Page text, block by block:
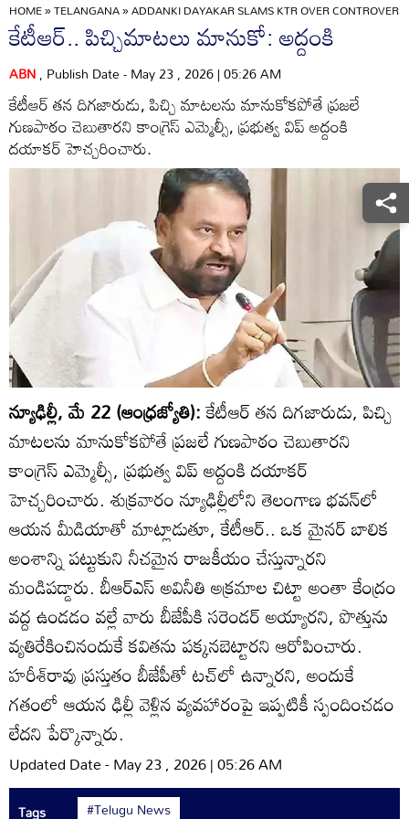
HOME»TELANGANA»ADDANKI DAYAKAR SLAMS KTR OVER
కేటీఆర్‌.. పిచ్చిమాటలు మానుకో: అద్దంకి
ABN, Publish Date - May 23 , 2026 | 05:26 AM
కేటీఆర్‌ తన దిగజారుడు, పిచ్చి మాటలను మానుకోకపోతే ప్రజలే
గుణపాఠం చెబుతారని కాంగ్రెస్‌ ఎమ్మెల్సీ, ప్రభుత్వ విప్‌ అద్దంకి
దయాకర్‌ హెచ్చరించారు.
న్యూఢిల్లీ, మే 22 (ఆంధ్రజ్యోతి):కేటీఆర్‌ తన దిగజారుడు, పిచ్చి
మాటలను మానుకోకపోతే ప్రజలే గుణపాఠం చెబుతారని
కాంగ్రెస్‌ ఎమ్మెల్సీ, ప్రభుత్వ విప్‌ అద్దంకి దయాకర్‌
హెచ్చరించారు. శుక్రవారం న్యూఢిల్లీలోని తెలంగాణ భవన్‌లో
ఆయన మీడియాతో మాట్లాడుతూ, కేటీఆర్‌.. ఒక మైనర్‌ బాలిక
అంశాన్ని పట్టుకుని నీచమైన రాజకీయం చేస్తున్నారని
మండిపడ్డారు. బీఆర్‌ఎస్‌ అవినీతి అక్రమాల చిట్టా అంతా కేంద్రం
వద్ద ఉండడం వల్లే వారు బీజేపీకి సరెండర్‌ అయ్యారని, పొత్తును
వ్యతిరేకించినందుకే కవితను పక్కనబెట్టారని ఆరోపించారు.
హరీశ్‌రావు ప్రస్తుతం బీజేపీతో టచ్‌లో ఉన్నారని, అందుకే
గతంలో ఆయన ఢిల్లీ వెళ్లిన వ్యవహారంపై ఇప్పటికీ స్పందించడం
లేదని పేర్కొన్నారు.
Updated Date - May 23 , 2026 | 05:26 AM
Tags #Telugu News